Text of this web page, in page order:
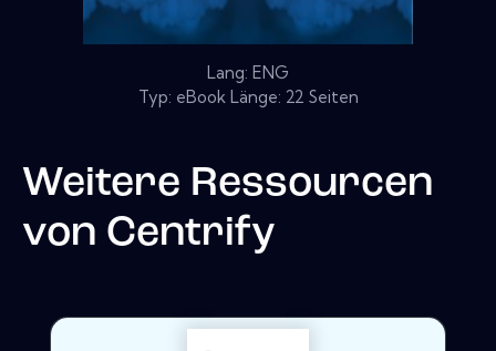
Lang: ENG
Typ: eBook Länge: 22 Seiten
Weitere Ressourcen
von Centrify